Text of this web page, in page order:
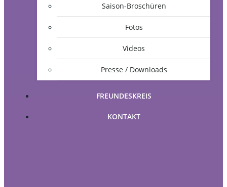
Saison-Broschüren
Fotos
Videos
Presse / Downloads
FREUNDESKREIS
KONTAKT